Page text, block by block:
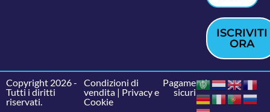
ISCRIVITI
ORA
Copyright 2026 -
Tutti i diritti
riservati.
Condizioni di
vendita| Privacy e
Cookie
Pagamenti
sicuri